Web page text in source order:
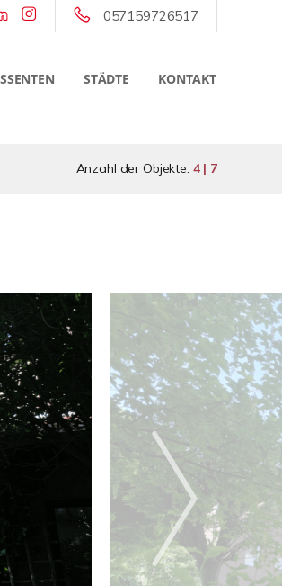
057159726517
STÄDTE KONTAKT
Anzahl der Objekte: 4 | 7